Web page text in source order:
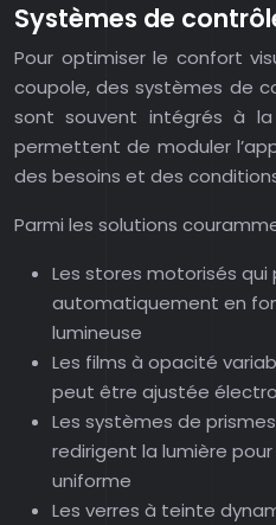
Systèmes de
Pour optimiser le confort
coupole, des systèmes de
sont souvent intégrés à
permettent de moduler
des besoins et des
Parmi les solutions
Les stores motorisés
automatiquement en
lumineuse
Les films à opacité
peut être ajustée
Les systèmes de
redirigent la lumière
uniforme
Les verres à teinte